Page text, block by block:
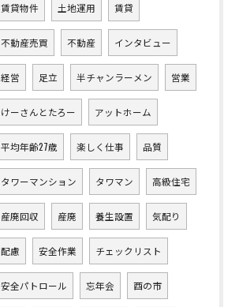
賃貸物件 土地運用 賃貸
不動産売買 不動産 インタビュー
経営 足立 半チャンラーメン 営業
けーさんとたろー アットホーム
平均年齢27歳 楽しく仕事 品質
タワーマンション タワマン 高級住宅
産廃回収 産廃 養生設置 気配り
配慮 安全作業 チェックリスト
安全パトロール 忘年会 酉の市